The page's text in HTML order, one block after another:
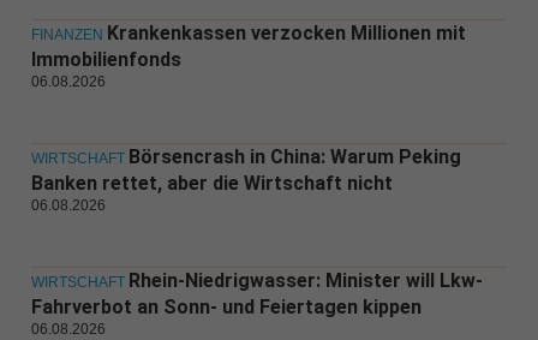
FINANZEN Krankenkassen verzocken Millionen mit
Immobilienfonds
06.08.2026
WIRTSCHAFT Börsencrash in China: Warum Peking
Banken rettet, aber die Wirtschaft nicht
06.08.2026
WIRTSCHAFT Rhein-Niedrigwasser: Minister will Lkw-
Fahrverbot an Sonn- und Feiertagen kippen
06.08.2026